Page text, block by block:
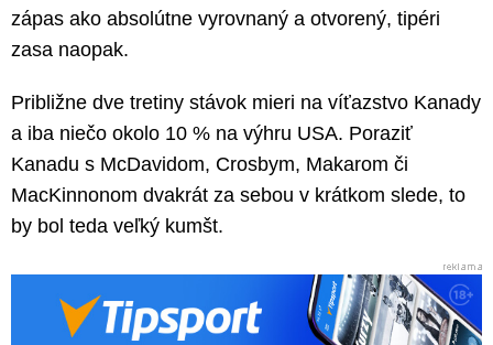
zápas ako absolútne vyrovnaný a otvorený, tipéri
zasa naopak.
Približne dve tretiny stávok mieri na víťazstvo Kanady
a iba niečo okolo 10 % na výhru USA. Poraziť
Kanadu s McDavidom, Crosbym, Makarom či
MacKinnonom dvakrát za sebou v krátkom slede, to
by bol teda veľký kumšt.